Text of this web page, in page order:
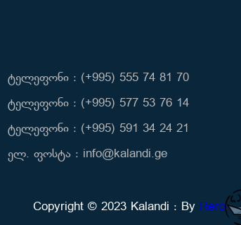
ტელეფონი : (+995) 555 74 81 70
ტელეფონი : (+995) 577 53 76 14
ტელეფონი : (+995) 591 34 24 21
ელ. ფოსტა : info@kalandi.ge
Copyright © 2023 Kalandi : By Rero